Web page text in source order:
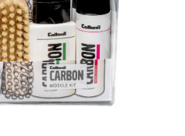
de entresuela y el sellador
de la serie de Carbon-Lab
para la limpieza efectiva de la